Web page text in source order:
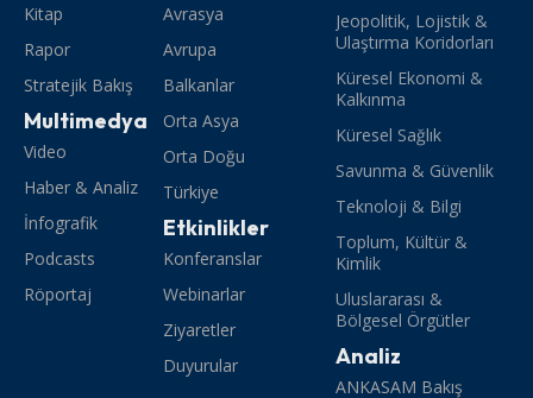
Kitap
Rapor
Stratejik Bakış
Multimedya
Video
Haber & Analiz
İnfografik
Podcasts
Röportaj
Avrasya
Avrupa
Balkanlar
Orta Asya
Orta Doğu
Türkiye
Etkinlikler
Konferanslar
Webinarlar
Ziyaretler
Duyurular
Jeopolitik, Lojistik &
Ulaştırma Koridorları
Küresel Ekonomi &
Kalkınma
Küresel Sağlık
Savunma & Güvenlik
Teknoloji & Bilgi
Toplum, Kültür &
Kimlik
Uluslararası &
Bölgesel Örgütler
Analiz
ANKASAM Bakış